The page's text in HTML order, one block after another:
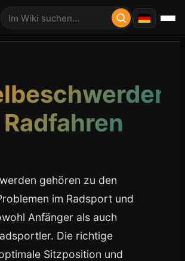
gehören zu den
im Radsport und
Anfänger als auch
Die richtige
Sitzposition und